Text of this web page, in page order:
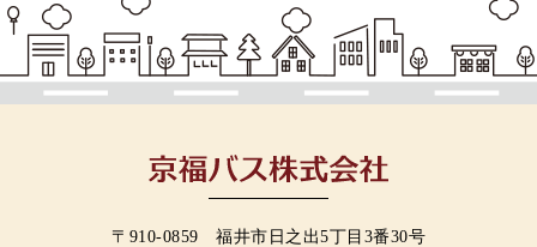
〒910-0859 福井市日之出5丁目3番30号